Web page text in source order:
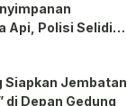
Api, Polisi Selidiki
Siapkan Jembatan
di Depan Gedung